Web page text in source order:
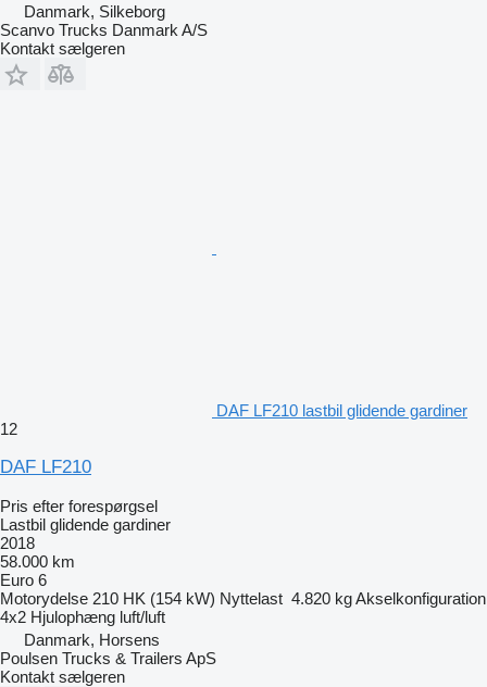
Danmark, Silkeborg
Scanvo Trucks Danmark A/S
Kontakt sælgeren
DAF LF210 lastbil glidende gardiner
12
DAF LF210
Pris efter forespørgsel
Lastbil glidende gardiner
2018
58.000 km
Euro 6
Motorydelse 210 HK (154 kW) Nyttelast 4.820 kgAkselkonfiguration
4x2 Hjulophæng luft/luft
Danmark, Horsens
Poulsen Trucks & Trailers ApS
Kontakt sælgeren